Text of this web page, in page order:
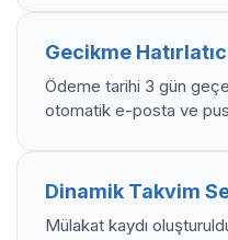
Gecikme
Ödeme tarihi 3 gün
otomatik e-posta ve
Dinamik Takvim
Mülakat kaydı